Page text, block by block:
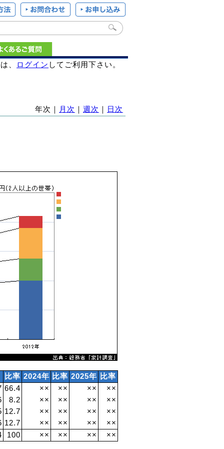
、 ログイン してご利用下さい。
年次｜ 月次 週次 日次
比率 2024年 比率 2025年
比率
66.4 ×× ×× ××
××
8.2 ×× ×× ××
××
12.7 ×× ×× ××
××
12.7 ×× ×× ××
××
100 ×× ×× ×× ××